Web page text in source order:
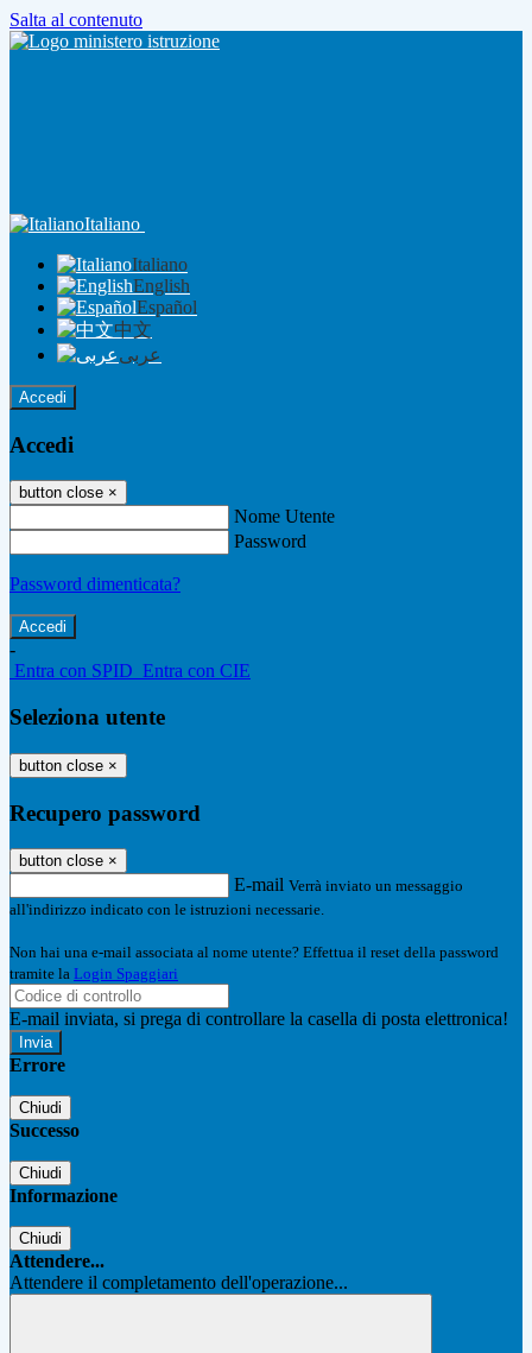
Salta al contenuto
Italiano
Italiano
English
Español
中文
عربى
Accedi
Accedi
button close ×
Nome Utente
Password
Password dimenticata?
-
Entra con SPID Entra con CIE
Seleziona utente
button close ×
Recupero password
button close ×
E-mail Verrà inviato un messaggio
all'indirizzo indicato con le istruzioni necessarie.
Non hai una e-mail associata al nome utente? Effettua il reset della password
tramite la Login Spaggiari
E-mail inviata, si prega di controllare la casella di posta elettronica!
Errore
Chiudi
Successo
Chiudi
Informazione
Chiudi
Attendere...
Attendere il completamento dell'operazione...